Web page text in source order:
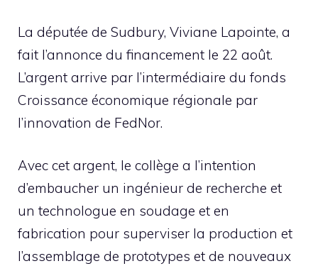
La députée de Sudbury, Viviane Lapointe, a
fait l’annonce du financement le 22 août.
L’argent arrive par l’intermédiaire du fonds
Croissance économique régionale par
l’innovation de FedNor.
Avec cet argent, le collège a l’intention
d’embaucher un ingénieur de recherche et
un technologue en soudage et en
fabrication pour superviser la production et
l’assemblage de prototypes et de nouveaux